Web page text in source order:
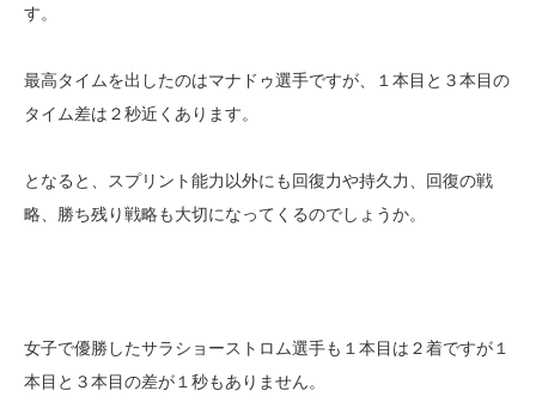
す。
最高タイムを出したのはマナドゥ選手ですが、１本目と３本目の
タイム差は２秒近くあります。
となると、スプリント能力以外にも回復力や持久力、回復の戦
略、勝ち残り戦略も大切になってくるのでしょうか。
女子で優勝したサラショーストロム選手も１本目は２着ですが１
本目と３本目の差が１秒もありません。